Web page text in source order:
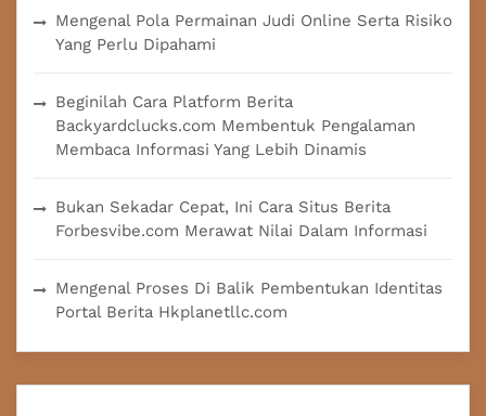
Mengenal Pola Permainan Judi Online Serta Risiko
Yang Perlu Dipahami
Beginilah Cara Platform Berita
Backyardclucks.com Membentuk Pengalaman
Membaca Informasi Yang Lebih Dinamis
Bukan Sekadar Cepat, Ini Cara Situs Berita
Forbesvibe.com Merawat Nilai Dalam Informasi
Mengenal Proses Di Balik Pembentukan Identitas
Portal Berita Hkplanetllc.com